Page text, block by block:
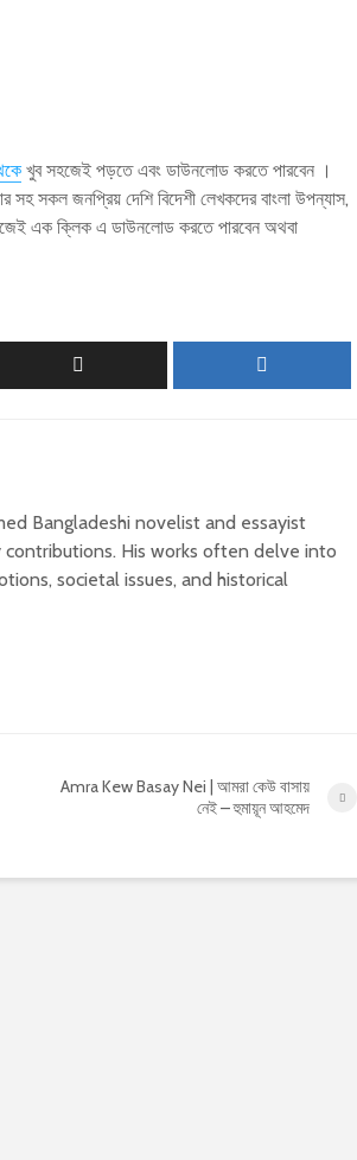
খুব সহজেই পড়তে এবং ডাউনলোড করতে পারবেন ।
সকল জনপ্রিয় দেশি বিদেশী লেখকদের বাংলা উপন্যাস,
এক ক্লিক এ ডাউনলোড করতে পারবেন অথবা
Bangladeshi novelist and essayist
His works often delve into
societal issues, and historical
Amra Kew Basay Nei | আমরা কেউ বাসায়
নেই – হুমায়ূন আহমেদ